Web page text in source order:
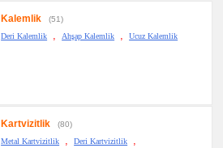
Kalemlik
(51)
Deri Kalemlik
Ahşap Kalemlik Ucuz Kalemlik
Kartvizitlik
(80)
Metal Kartvizitlik
Deri Kartvizitlik